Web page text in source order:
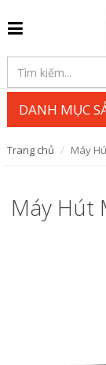
DANH MỤC
Trang chủ Máy
Máy Hút